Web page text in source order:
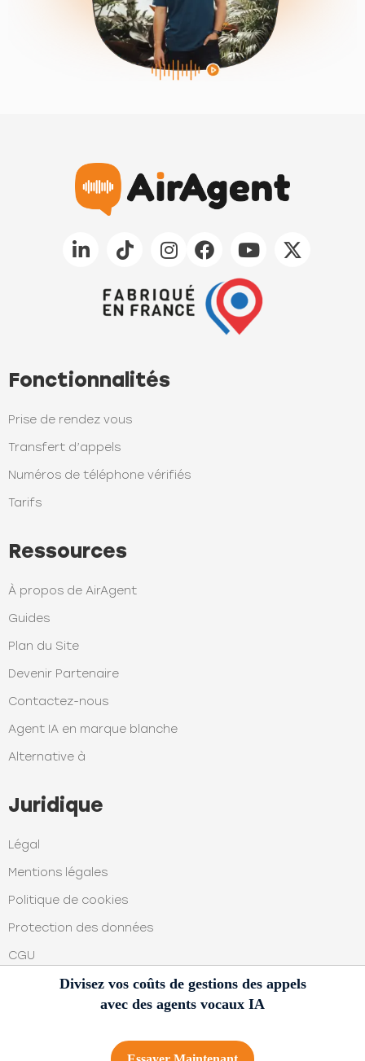
Divisez vos coûts de gestions des appels
avec des agents vocaux IA
Fonctionnalités
Prise de rendez vous
Transfert d’appels
Numéros de téléphone vérifiés
Tarifs
Ressources
À propos de AirAgent
Guides
Plan du Site
Devenir Partenaire
Contactez-nous
Agent IA en marque blanche
Alternative à
Juridique
Légal
Mentions légales
Politique de cookies
Protection des données
CGU
© 2025 AirAgent